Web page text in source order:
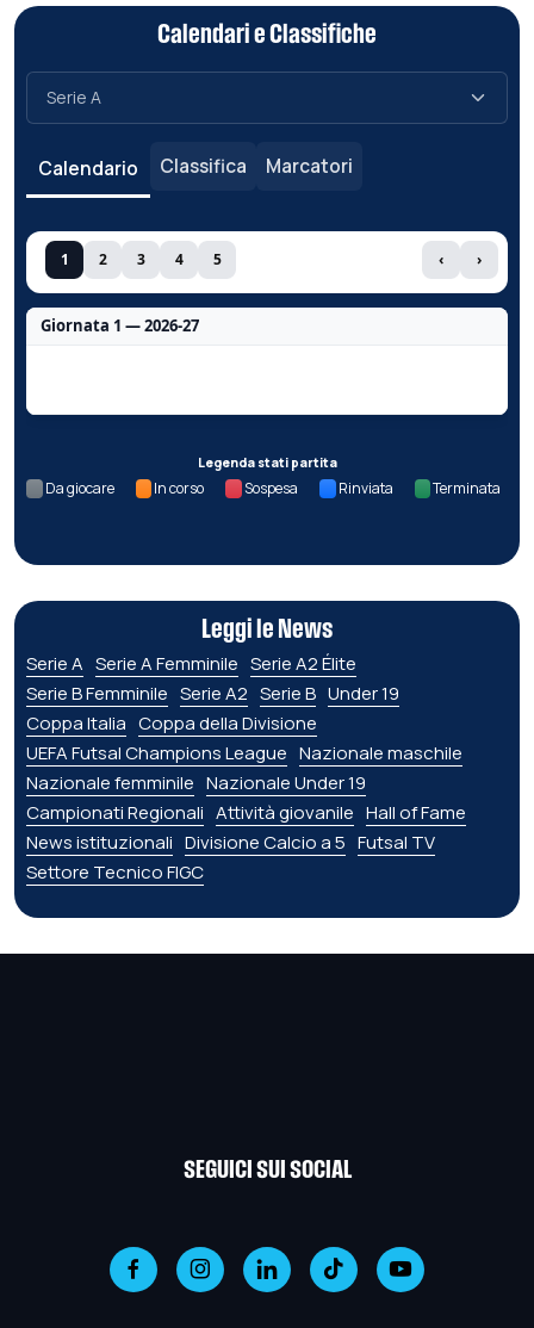
Calendari e Classifiche
Calendario Classifica Marcatori
1 2 3 4 5 ‹ ›
Giornata 1 — 2026-27
Legenda stati partita
Da giocare In corso Sospesa Rinviata Terminata
Leggi le News
Serie A Serie A Femminile Serie A2 Élite
Serie B Femminile Serie A2 Serie B Under 19
Coppa Italia Coppa della Divisione
UEFA Futsal Champions League Nazionale maschile
Nazionale femminile Nazionale Under 19
Campionati Regionali Attività giovanile Hall of Fame
News istituzionali Divisione Calcio a 5 Futsal TV
Settore Tecnico FIGC
SEGUICI SUI SOCIAL